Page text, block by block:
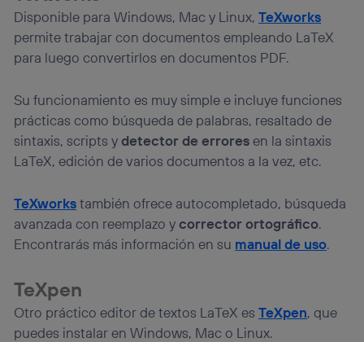
Disponible para Windows, Mac y Linux,TeXworks
permite trabajar con documentos empleando LaTeX
para luego convertirlos en documentos PDF.
Su funcionamiento es muy simple e incluye funciones
prácticas como búsqueda de palabras, resaltado de
sintaxis, scripts ydetector de erroresen la sintaxis
LaTeX, edición de varios documentos a la vez, etc.
TeXworkstambién ofrece autocompletado, búsqueda
avanzada con reemplazo ycorrector ortográfico.
Encontrarás más información en su manual de uso.
TeXpen
Otro práctico editor de textos LaTeX esTeXpen, que
puedes instalar en Windows, Mac o Linux.